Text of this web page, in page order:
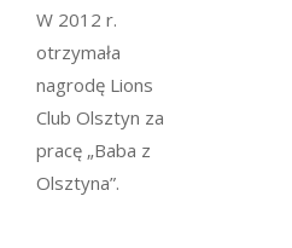
W 2012 r.
otrzymała
nagrodę Lions
Club Olsztyn za
pracę „Baba z
Olsztyna”.